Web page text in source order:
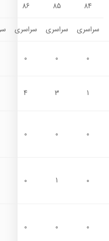
84
85
86
سراسری سراسری سراسری
0
0
0
1
3
4
0
0
0
0
1
0
0
0
0